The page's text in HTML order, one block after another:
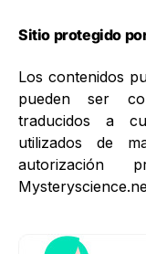
Sitio protegido
Los contenidos
pueden ser
traducidos a
utilizados de